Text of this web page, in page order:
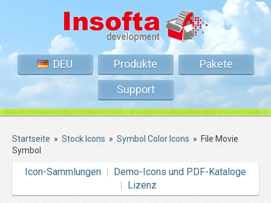
DEU Produkte
Pakete
Support
Startseite » Stock Icons » Symbol Color Icons » File Movie
Symbol
Icon-Sammlungen
Demo-Icons und PDF-Kataloge
Lizenz